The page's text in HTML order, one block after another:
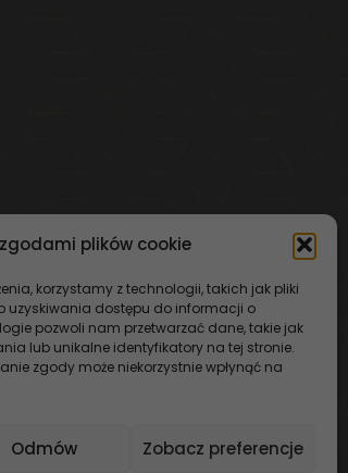
plików cookie
korzystamy z technologii, takich jak pliki
uzyskiwania dostępu do informacji o
pozwoli nam przetwarzać dane, takie jak
lub unikalne identyfikatory na tej stronie.
zgody może niekorzystnie wpłynąć na
Odmów Zobacz preferencje
Alfabet Marki